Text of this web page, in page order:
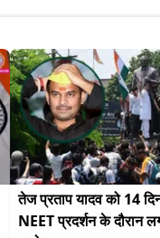
तेज प्रताप यादव को 14
NEET प्रदर्शन के दौरान